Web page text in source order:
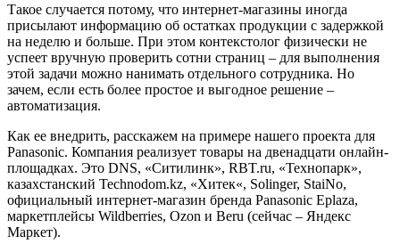
Такое случается потому, что интернет-магазины иногда
присылают информацию об остатках продукции с задержкой
на неделю и больше. При этом контекстолог физически не
успеет вручную проверить сотни страниц – для выполнения
этой задачи можно нанимать отдельного сотрудника. Но
зачем, если есть более простое и выгодное решение –
автоматизация.
Как ее внедрить, расскажем на примере нашего проекта для
Panasonic. Компания реализует товары на двенадцати онлайн-
площадках. Это DNS, «Ситилинк», RBT.ru, «Технопарк»,
казахстанский Technodom.kz, «Хитек«, Solinger, StaiNo,
официальный интернет-магазин бренда Panasonic Eplaza,
маркетплейсы Wildberries, Ozon и Beru (сейчас – Яндекс
Маркет).